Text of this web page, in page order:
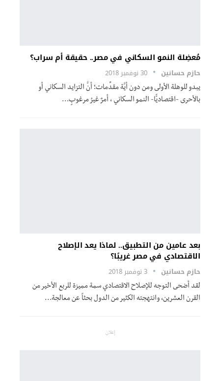
مُعضِلة النمو السكاني في مصر.. حقيقة أم سراب؟
حازم حسانين 30 نوفمبر 2018
يبدو للوهلة الأولى ومن دون أيَّة مقدِّمات؛ أنَّ التزايد السكاني أو
بالأحرى -اقتصاديًّا- النمو السكاني ، أمرٌ غيرُ مرغوبٍ…
بعد عامين من التطبيق.. لماذا يعد الإصلاح
الاقتصادي في مصر غريبًا؟
حازم حسانين 3 نوفمبر 2018
لقد أضحى التوجه للإصلاح الاقتصادي سمة مميزة للربع الأخير من
القرن العشرين، وانتهجته الكثير من الدول بحثاً عن معالجة…
إعلان